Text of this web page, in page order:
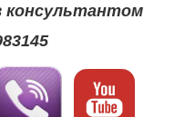
консультантом